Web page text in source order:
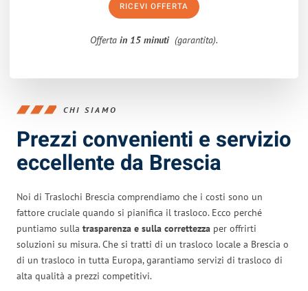
RICEVI OFFERTA
Offerta in 15 minuti (garantita).
CHI SIAMO
Prezzi convenienti e servizio
eccellente da Brescia
Noi di Traslochi Brescia comprendiamo che i costi sono un
fattore cruciale quando si pianifica il trasloco. Ecco perché
puntiamo sulla trasparenza e sulla correttezza per offrirti
soluzioni su misura. Che si tratti di un trasloco locale a Brescia o
di un trasloco in tutta Europa, garantiamo servizi di trasloco di
alta qualità a prezzi competitivi.